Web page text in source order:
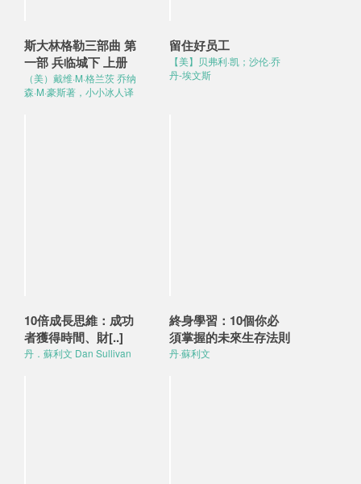
斯大林格勒三部曲 第
一部 兵临城下 上册
（美）戴维·M·格兰茨 乔纳
森·M·豪斯著，小小冰人译
留住好员工
【美】贝弗利·凯；沙伦·乔
丹-埃文斯
10倍成長思維：成功
者獲得時間、財[..]
丹．蘇利文 Dan Sullivan
終身學習：10個你必
須掌握的未來生存法則
丹·蘇利文